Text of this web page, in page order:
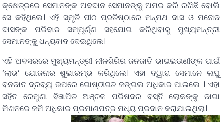
କ୍ଷେତ୍ରରେ ସେମାନଙ୍କ ଅବଦାନ ସେମାନଙ୍କୁ ଅମର କରି ରଖିଛି ବୋଲି
ସେ କହିଥିଲେ। ଏହି ସ୍ମୃତି ପୀଠ ପ୍ରତିଷ୍ଠାରେ ମନ୍ମଥ ଦାସ ଓ ମନୋଜ
ଦାସଙ୍କ ପରିବାର ସମ୍ପୂର୍ଣ୍ଣ ସହଯୋଗ କରିଥିବାରୁ ମୁଖ୍ୟମନ୍ତ୍ରୀ
ସେମାନଙ୍କୁ ଧନ୍ୟବାଦ ଦେଇଥିଲେ।
ଏହି ଅବସରରେ ମୁଖ୍ୟମନ୍ତ୍ରୀ ନୀଳଗିରିର ଜନଜାତି ଭାଇଭଉଣୀଙ୍କ ପାଇଁ
‘ଲାଭ’ ଯୋଜନାର ଶୁଭାରମ୍ଭ କରିଥିଲେ। ଏହା ଦ୍ୱାରା ସେମାନେ ଲଘୁ
ବନଜାତ ଦ୍ରବ୍ୟ ଉପରେ ଗୋଷ୍ଠୀଗତ ଜଙ୍ଗଲ ଅଧିକାର ପାଇଲେ । ଏହା
ସହିତ ରେମୁଣା ବିଜ୍ଞାପିତ ଅଞ୍ଚଳ ପରିଷଦର ବସ୍ତି ଲୋକଙ୍କୁ ଜାଗା
ମିଶନରେ ଜମି ଅଧିକାର ପ୍ରମାଣପତ୍ର ମଧ୍ୟ ପ୍ରଦାନ କରାଯାଇଥିଲା।